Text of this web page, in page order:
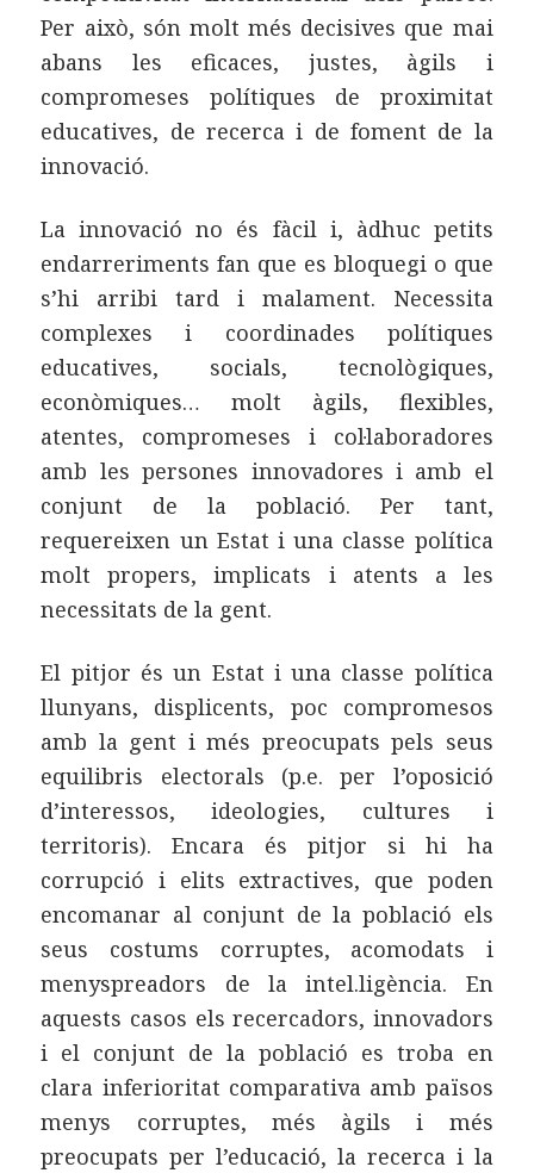
Per això, són molt més decisives que mai
abans les eficaces, justes, àgils i
compromeses polítiques de proximitat
educatives, de recerca i de foment de la
innovació.
La innovació no és fàcil i, àdhuc petits
endarreriments fan que es bloquegi o que
s’hi arribi tard i malament. Necessita
complexes i coordinades polítiques
educatives, socials, tecnològiques,
econòmiques… molt àgils, flexibles,
atentes, compromeses i col·laboradores
amb les persones innovadores i amb el
conjunt de la població. Per tant,
requereixen un Estat i una classe política
molt propers, implicats i atents a les
necessitats de la gent.
El pitjor és un Estat i una classe política
llunyans, displicents, poc compromesos
amb la gent i més preocupats pels seus
equilibris electorals (p.e. per l’oposició
d’interessos, ideologies, cultures i
territoris). Encara és pitjor si hi ha
corrupció i elits extractives, que poden
encomanar al conjunt de la població els
seus costums corruptes, acomodats i
menyspreadors de la intel.ligència. En
aquests casos els recercadors, innovadors
i el conjunt de la població es troba en
clara inferioritat comparativa amb països
menys corruptes, més àgils i més
preocupats per l’educació, la recerca i la